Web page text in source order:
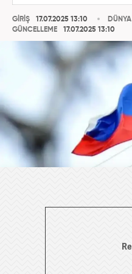
GİRİŞ
17.07.2025 13:10
GÜNCELLEME
17.07.2025 13:10
DÜNYA